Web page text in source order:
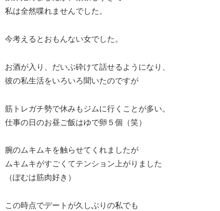
私は全然喋れませんでした。
今考えるとおもんない女でした。
お酒が入り、だいぶ砕けて話せるようになり、
彼の私生活をいろいろ聞いたのですが
筋トレガチ勢で休みもジムに行くことが多い。
仕事の日のお昼ご飯はゆで卵５個（笑）
腕のムキムキを触らせてくれましたが
ムキムキがすごくてテンション上がりました
（ぽむは筋肉好き）
この時点でデートが久しぶりの私でも